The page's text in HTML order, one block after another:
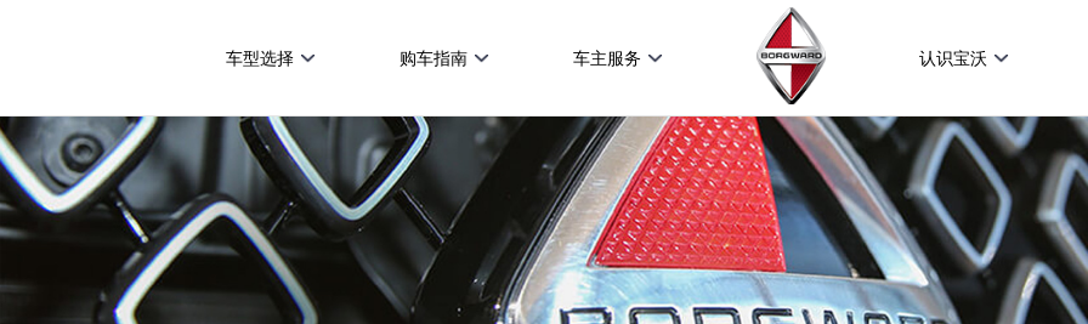
车型选择 购车指南 车主服务 认识宝沃